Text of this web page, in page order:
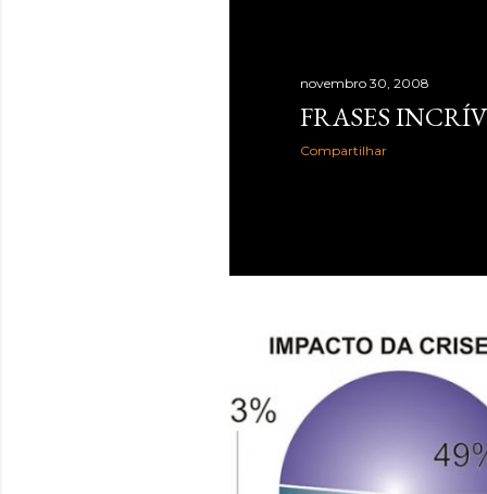
novembro 30, 2008
FRASES
Compartilhar